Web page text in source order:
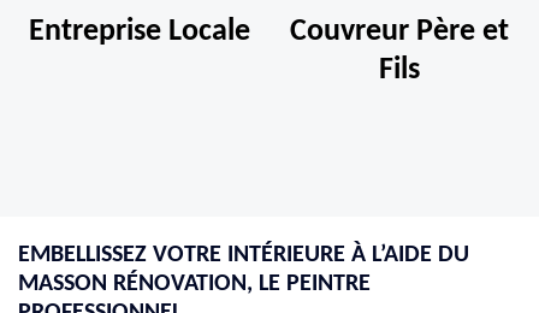
Entreprise Locale
Couvreur Père et
Fils
EMBELLISSEZ VOTRE INTÉRIEURE À L’AIDE DU
MASSON RÉNOVATION, LE PEINTRE